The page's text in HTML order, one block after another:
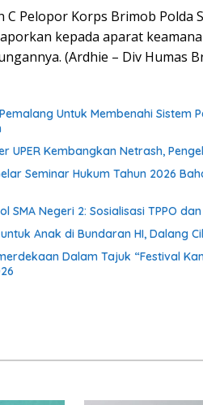
C Pelopor Korps Brimob Polda
kepada aparat
(Ardhie – Div Humas
Untuk Membenahi Sistem
UPER Kembangkan Netrash,
Seminar Hukum Tahun 2026
SMA Negeri 2: Sosialisasi TPPO
Anak di Bundaran HI, Dalang
Dalam Tajuk “Festival